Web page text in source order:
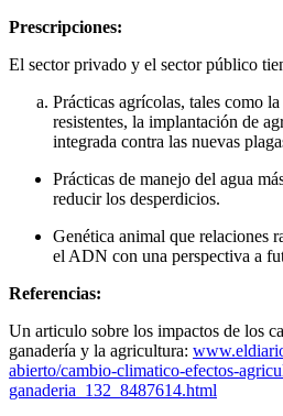
Prescripciones:
El sector privado y el sector público
Prácticas agrícolas, tales como
resistentes, la implantación de
integrada contra las nuevas
Prácticas de manejo del agua
reducir los desperdicios.
Genética animal que relaciones
el ADN con una perspectiva a
Referencias:
Un articulo sobre los impactos de los
ganadería y la agricultura:
abierto/cambio-climatico-efectos-
ganaderia_132_8487614.html